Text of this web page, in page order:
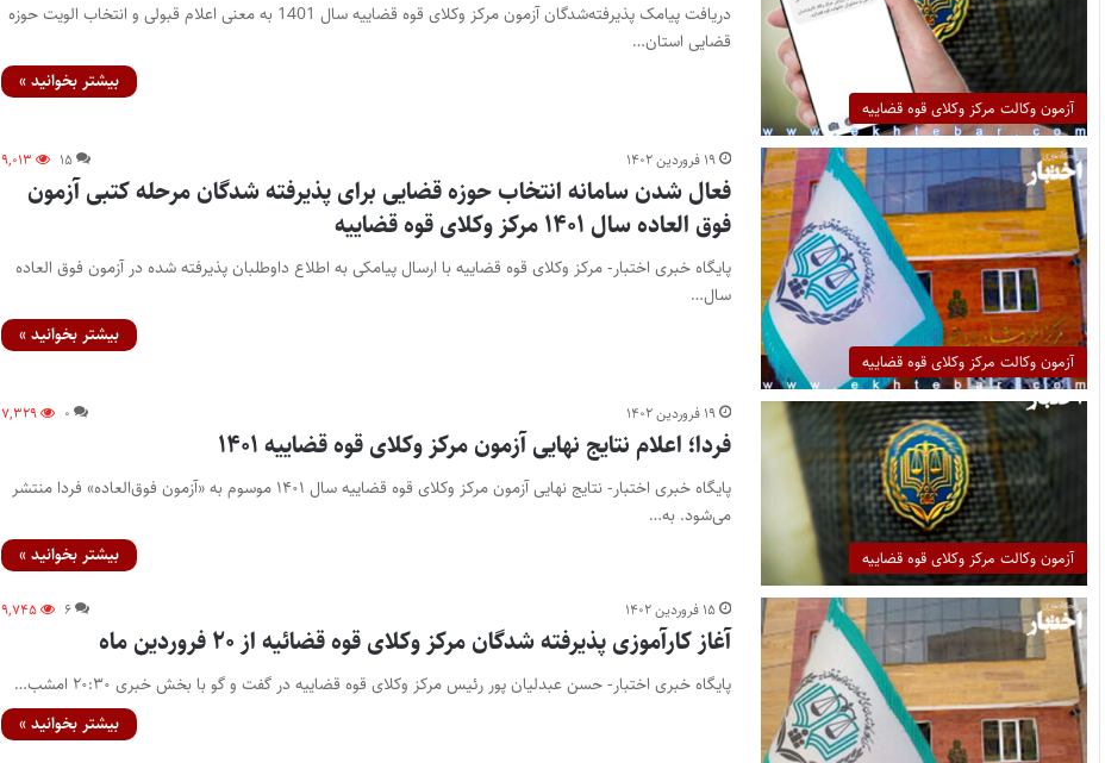
آزمون وکالت مرکز وکلای قوه قضاییه
دریافت پیامک پذیرفته‌شدگان آزمون مرکز وکلای قوه قضاییه سال 1401 به معنی اعلام قبولی و انتخاب الویت حوزه
قضایی استان…
بیشتر بخوانید »
آزمون وکالت مرکز وکلای قوه قضاییه
۱۹ فروردین ۱۴۰۲ ۱۵ ۹,۰۱۳
فعال شدن سامانه انتخاب حوزه قضایی برای پذیرفته شدگان مرحله کتبی آزمون
فوق العاده سال ۱۴۰۱ مرکز وکلای قوه قضاییه
پایگاه خبری اختبار- مرکز وکلای قوه قضاییه با ارسال پیامکی به اطلاع داوطلبان پذیرفته شده در آزمون فوق العاده
سال…
بیشتر بخوانید »
آزمون وکالت مرکز وکلای قوه قضاییه
۱۹ فروردین ۱۴۰۲ ۰ ۷,۳۲۹
فردا؛ اعلام نتایج نهایی آزمون مرکز وکلای قوه قضاییه ۱۴۰۱
پایگاه خبری اختبار- نتایج نهایی آزمون مرکز وکلای قوه قضاییه سال ۱۴۰۱ موسوم به «آزمون فوق‌العاده» فردا منتشر
می‌شود. به…
بیشتر بخوانید »
۱۵ فروردین ۱۴۰۲ ۶ ۹,۷۴۵
آغاز کارآموزی پذیرفته شدگان مرکز وکلای قوه قضائیه از ۲۰ فروردین ماه
پایگاه خبری اختبار- حسن عبدلیان پور رئیس مرکز وکلای قوه قضاییه در گفت و گو با بخش خبری ۲۰:۳۰ امشب…
بیشتر بخوانید »